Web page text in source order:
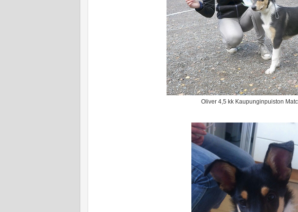
Oliver 4,5 kk Kaupunginpuiston